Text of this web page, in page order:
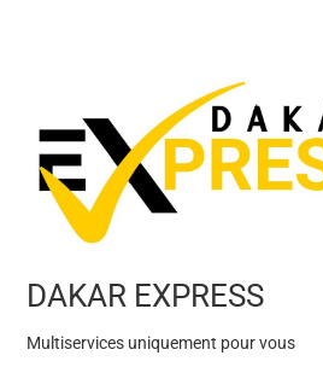
DAKAR EXPRESS
Multiservices uniquement pour vous